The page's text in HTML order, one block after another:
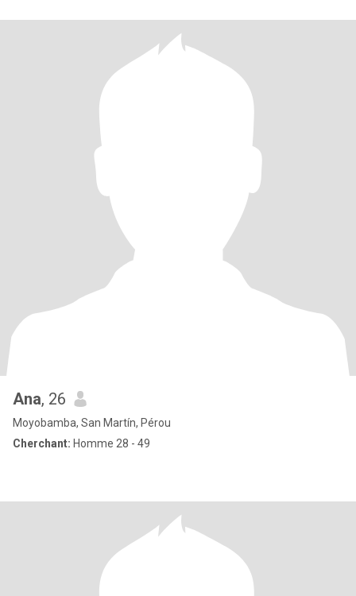
Ana, 26
Moyobamba, San Martín, Pérou
Cherchant: Homme 28 - 49